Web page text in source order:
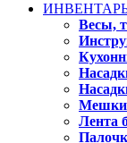
Весы,
Мешки
Лента